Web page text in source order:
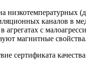
каналов в
с
магнитные свойства.
сертификата